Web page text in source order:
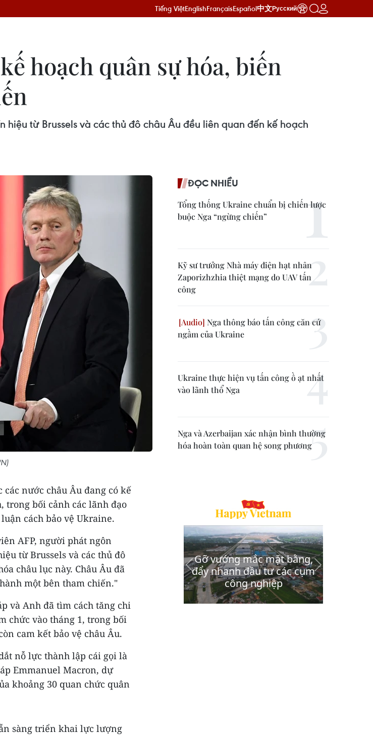
Tiếng ViệtEnglishFrançaisEspañol中文Русский
hoạch quân sự hóa, biến
từ Brussels và các thủ đô châu Âu đều liên quan đến kế hoạch
nước châu Âu đang có kế
trong bối cảnh các lãnh đạo
cách bảo vệ Ukraine.
AFP, người phát ngôn
từ Brussels và các thủ đô
châu lục này. Châu Âu đã
một bên tham chiến."
và Anh đã tìm cách tăng chi
chức vào tháng 1, trong bối
cam kết bảo vệ châu Âu.
nỗ lực thành lập cái gọi là
Emmanuel Macron, dự
khoảng 30 quan chức quân
sàng triển khai lực lượng
ĐỌC NHIỀU
Tổng thống Ukraine chuẩn bị chiến lược
buộc Nga “ngừng chiến”
Kỹ sư trưởng Nhà máy điện hạt nhân
Zaporizhzhia thiệt mạng do UAV tấn
công
Nga thông báo tấn công căn cứ
ngầm của Ukraine
Ukraine thực hiện vụ tấn công ồ ạt nhất
vào lãnh thổ Nga
Nga và Azerbaijan xác nhận bình thường
hóa hoàn toàn quan hệ song phương